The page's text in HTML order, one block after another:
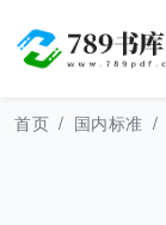
首页 国内标准